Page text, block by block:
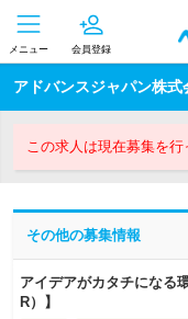
メニュー 会員登録
アドバンスジャパン株式
この求人は現在募集を行
その他の募集情報
アイデアがカタチになる
R）】